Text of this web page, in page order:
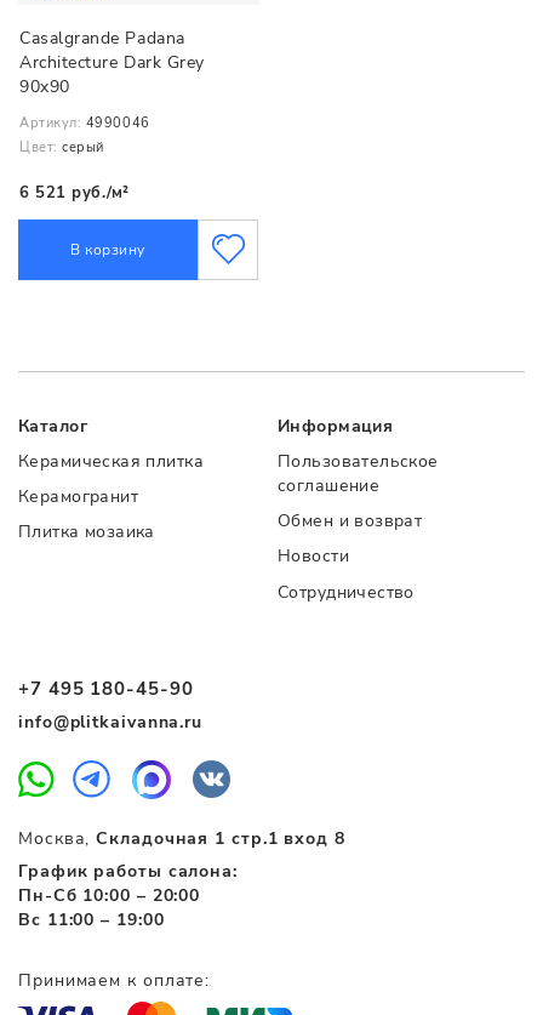
Casalgrande Padana
Architecture Dark Grey
90x90
Артикул: 4990046
Цвет: серый
6 521 руб./м²
В корзину
+7 495 180-45-90
info@plitkaivanna.ru
Москва,Складочная 1 стр.1 вход 8
График работы салона:
Пн-Сб 10:00 – 20:00
Вс 11:00 – 19:00
Каталог
Керамическая плитка
Керамогранит
Плитка мозаика
Информация
Пользовательское
соглашение
Обмен и возврат
Новости
Сотрудничество
Принимаем к оплате: